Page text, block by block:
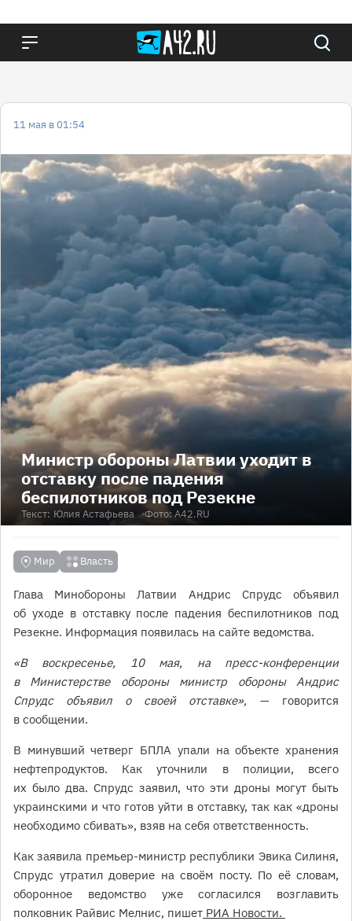
11 мая в 01:54
Министр обороны Латвии уходит в
отставку после падения
беспилотников под Резекне
Текст: Юлия Астафьева Фото: A42.RU
Мир Власть
Глава Минобороны Латвии Андрис Спрудс объявил
об уходе в отставку после падения беспилотников под
Резекне. Информация появилась на сайте ведомства.
«В воскресенье, 10 мая, на пресс-конференции
в Министерстве обороны министр обороны Андрис
Спрудс объявил о своей отставке», — говорится
в сообщении.
В минувший четверг БПЛА упали на объекте хранения
нефтепродуктов. Как уточнили в полиции, всего
их было два. Спрудс заявил, что эти дроны могут быть
украинскими и что готов уйти в отставку, так как «дроны
необходимо сбивать», взяв на себя ответственность.
Как заявила премьер-министр республики Эвика Силиня,
Спрудс утратил доверие на своём посту. По её словам,
оборонное ведомство уже согласился возглавить
полковник Райвис Мелнис, пишет РИА Новости.